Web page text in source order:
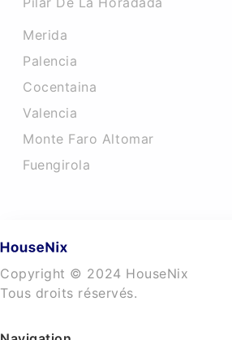
Merida
Palencia
Cocentaina
Valencia
Monte Faro Altomar
Fuengirola
Copyright © 2024 HouseNix
Tous droits réservés.